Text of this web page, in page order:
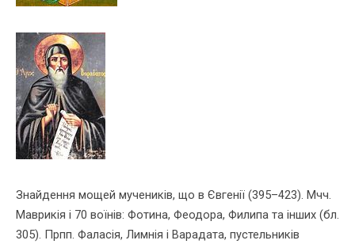
Знайдення мощей мучеників, що в Євгенії (395–423). Мчч.
Маврикія і 70 во­їнів: Фотина, Феодора, Филипа та інших (бл.
305). Прпп. Фаласія, Лимнія і Варадата, пустельників